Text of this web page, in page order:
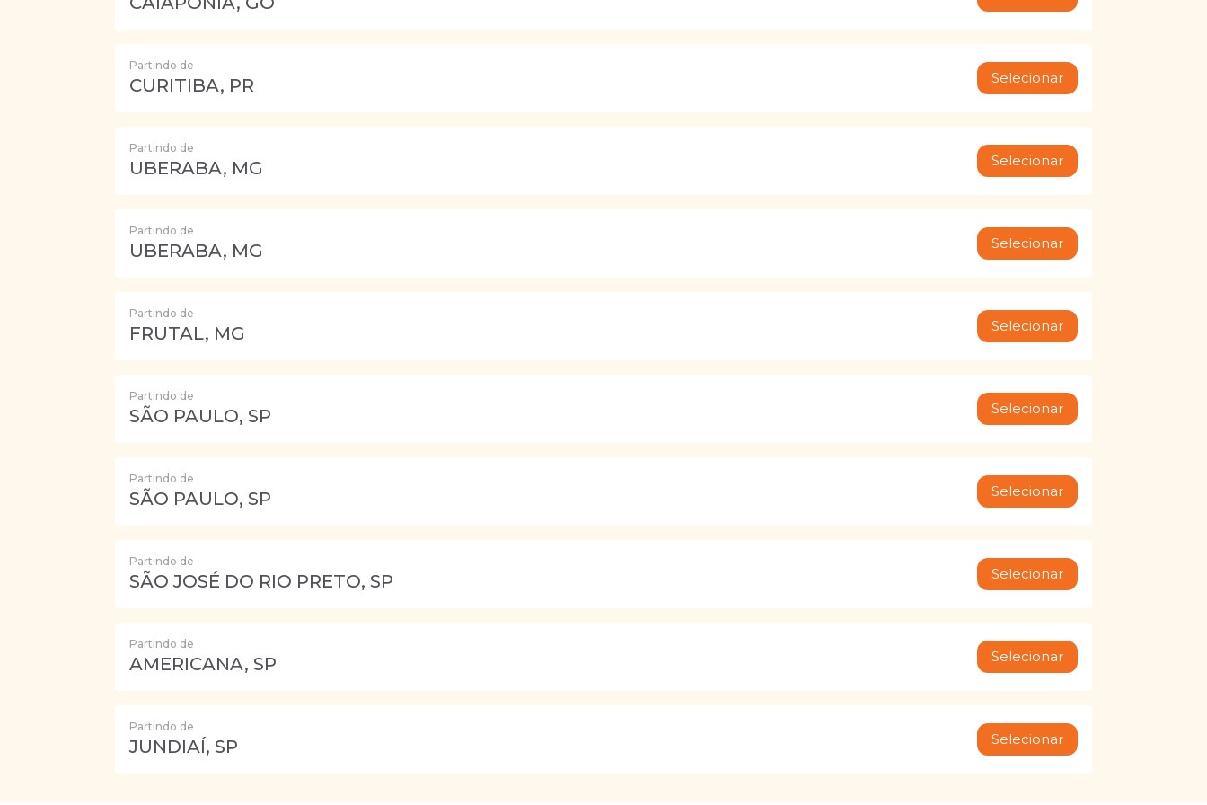
Partindo de
CURITIBA, PR Selecionar
Partindo de
UBERABA, MG Selecionar
Partindo de
UBERABA, MG Selecionar
Partindo de
FRUTAL, MG Selecionar
Partindo de
SÃO PAULO, SP Selecionar
Partindo de
SÃO PAULO, SP Selecionar
Partindo de
SÃO JOSÉ DO RIO PRETO, SP Selecionar
Partindo de
AMERICANA, SP Selecionar
Partindo de
JUNDIAÍ, SP Selecionar